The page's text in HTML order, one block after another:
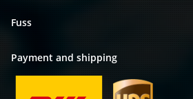
Fuss
Payment and shipping